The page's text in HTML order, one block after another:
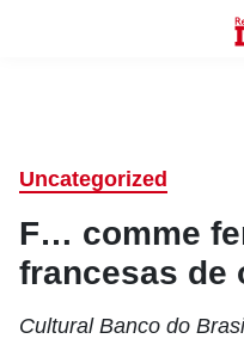
Uncategorized
F… comme
francesas de
Cultural Banco do